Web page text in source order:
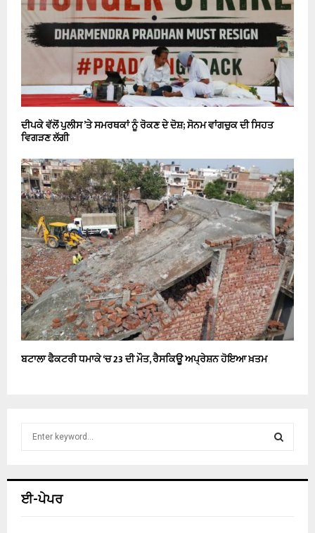
ਦੀਪਕੇ ਵੱਲੋਂ ਪੁਲੀਸ ’ਤੇ ਸਮਰਥਕਾਂ ਨੂੰ ਰੋਕਣ ਦੇ ਦੋਸ਼; ਸੋਨਮ ਵਾਂਗਚੁਕ ਦੀ ਸਿਹਤ
ਵਿਗੜਣ ਲੱਗੀ
ਬਟਾਲਾ ਫੈਕਟਰੀ ਧਮਾਕੇ ‘ਚ 23 ਦੀ ਮੌਤ, ਰੈਸਕਿਊ ਅਪ੍ਰੇਸ਼ਨ ਹੋਇਆ ਖ਼ਤਮ
h
ਈ-ਪੇਪਰ